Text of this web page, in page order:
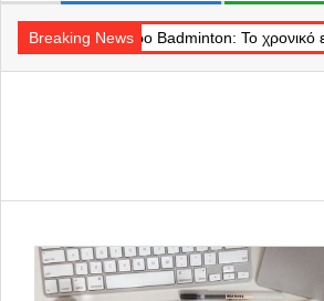
Menu
Breaking News
Θέατρο Badminton: Το χρονικό ενός